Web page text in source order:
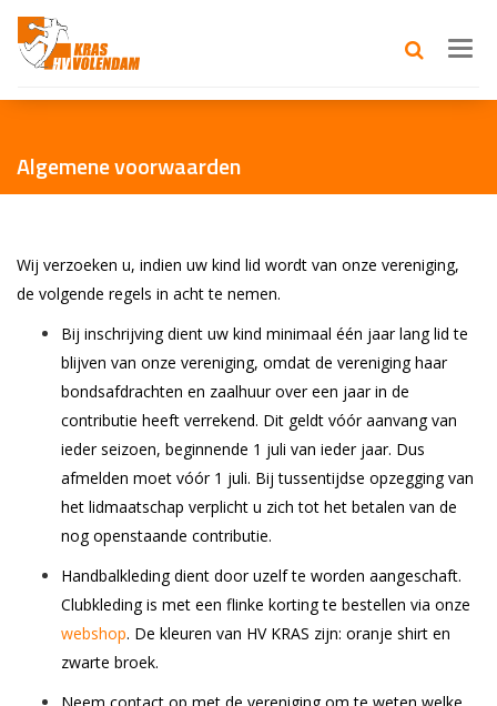
Algemene voorwaarden
Wij verzoeken u, indien uw kind lid wordt van onze vereniging,
de volgende regels in acht te nemen.
Bij inschrijving dient uw kind minimaal één jaar lang lid te
blijven van onze vereniging, omdat de vereniging haar
bondsafdrachten en zaalhuur over een jaar in de
contributie heeft verrekend. Dit geldt vóór aanvang van
ieder seizoen, beginnende 1 juli van ieder jaar. Dus
afmelden moet vóór 1 juli. Bij tussentijdse opzegging van
het lidmaatschap verplicht u zich tot het betalen van de
nog openstaande contributie.
Handbalkleding dient door uzelf te worden aangeschaft.
Clubkleding is met een flinke korting te bestellen via onze
webshop. De kleuren van HV KRAS zijn: oranje shirt en
zwarte broek.